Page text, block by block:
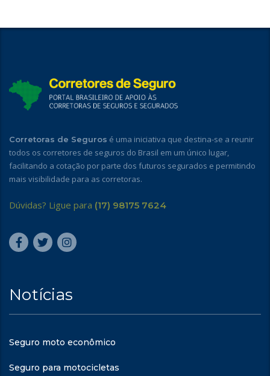
Corretoras de Seguros é uma iniciativa que destina-se a reunir
todos os corretores de seguros do Brasil em um único lugar,
facilitando a cotação por parte dos futuros segurados e permitindo
mais visibilidade para as corretoras.
Dúvidas? Ligue para (17) 98175 7624
Notícias
Seguro moto econômico
Seguro para motocicletas